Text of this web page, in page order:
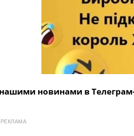
нашими новинами в
РЕКЛАМА